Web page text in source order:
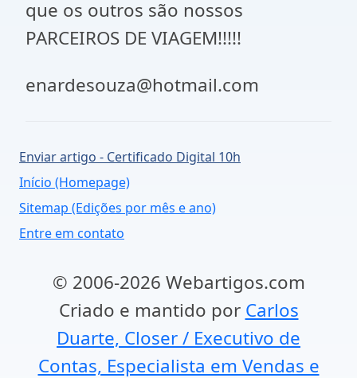
que os outros são nossos
PARCEIROS DE VIAGEM!!!!!
enardesouza@hotmail.com
Enviar artigo - Certificado Digital 10h
Início (Homepage)
Sitemap (Edições por mês e ano)
Entre em contato
© 2006-2026 Webartigos.com
Criado e mantido por Carlos
Duarte, Closer / Executivo de
Contas, Especialista em Vendas e